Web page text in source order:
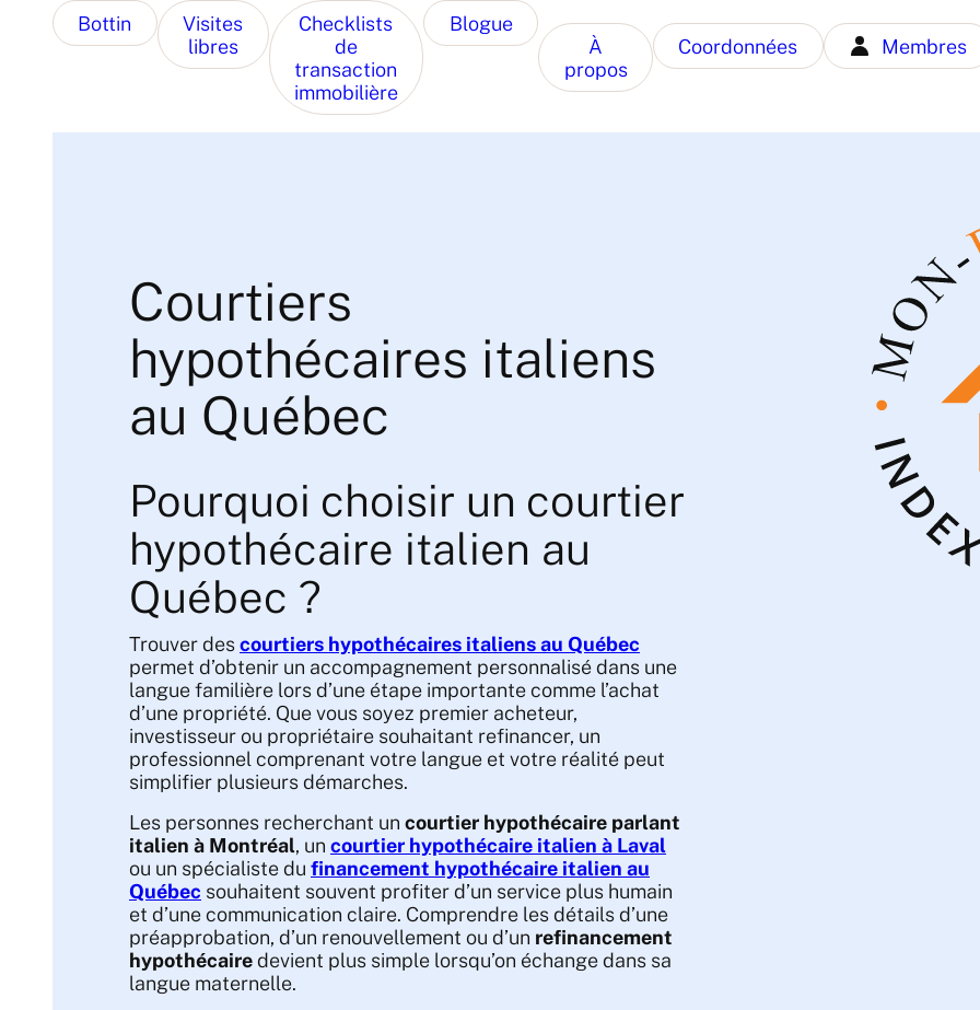
Bottin
Visites
libres
Checklists
de
transaction
immobilière
Blogue
À
propos
Coordonnées Membres
Courtiers
hypothécaires italiens
au Québec
Pourquoi choisir un courtier
hypothécaire italien au
Québec ?
Trouver descourtiers hypothécaires italiens au Québec
permet d’obtenir un accompagnement personnalisé dans une
langue familière lors d’une étape importante comme l’achat
d’une propriété. Que vous soyez premier acheteur,
investisseur ou propriétaire souhaitant refinancer, un
professionnel comprenant votre langue et votre réalité peut
simplifier plusieurs démarches.
Les personnes recherchant un courtier hypothécaire parlant
italien à Montréal, un courtier hypothécaire italien à Laval
ou un spécialiste du financement hypothécaire italien au
Québec souhaitent souvent profiter d’un service plus humain
et d’une communication claire. Comprendre les détails d’une
préapprobation, d’un renouvellement ou d’un refinancement
hypothécairedevient plus simple lorsqu’on échange dans sa
langue maternelle.